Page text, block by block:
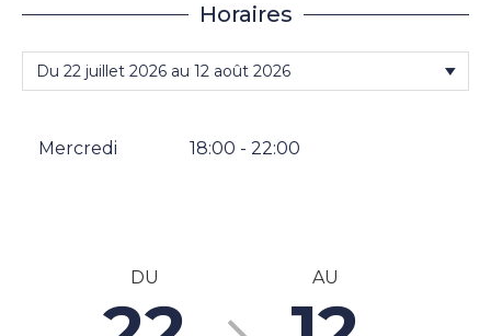
Horaires
Mercredi 18:00 - 22:00
DU AU